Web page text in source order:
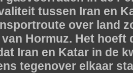
tussen Iran en
over land
Hormuz. Het hoeft
Iran en Katar in de
tegenover elkaar